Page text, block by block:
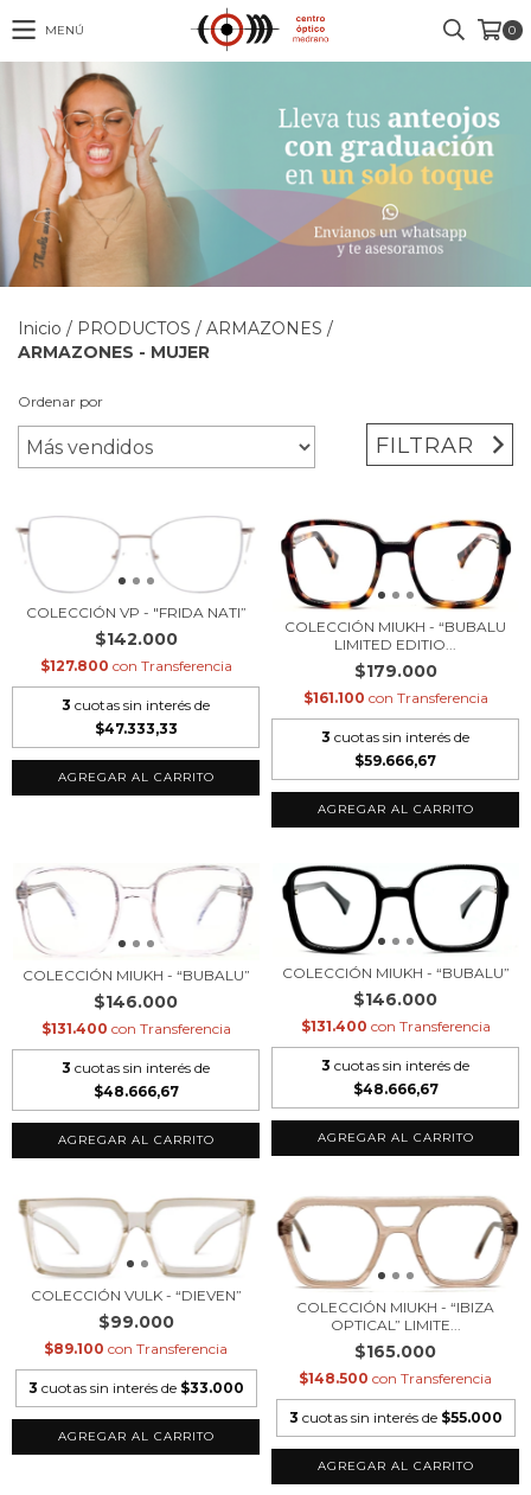
MENÚ 0
Inicio / PRODUCTOS / ARMAZONES /
ARMAZONES - MUJER
Ordenar por
FILTRAR
COLECCIÓN VP - "FRIDA NATI”
$142.000
$127.800 con Transferencia
3 cuotas sin interés de
$47.333,33
COLECCIÓN MIUKH - “BUBALU
LIMITED EDITIO...
$179.000
$161.100 con Transferencia
3 cuotas sin interés de
$59.666,67
COLECCIÓN MIUKH - “BUBALU”
$146.000
$131.400 con Transferencia
3 cuotas sin interés de
$48.666,67
COLECCIÓN MIUKH - “BUBALU”
$146.000
$131.400 con Transferencia
3 cuotas sin interés de
$48.666,67
COLECCIÓN VULK - “DIEVEN”
$99.000
$89.100 con Transferencia
3 cuotas sin interés de $33.000
COLECCIÓN MIUKH - “IBIZA
OPTICAL” LIMITE...
$165.000
$148.500 con Transferencia
3 cuotas sin interés de $55.000